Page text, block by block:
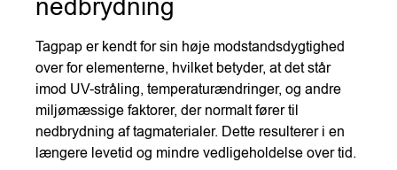
nedbrydning
Tagpap er kendt for sin høje modstandsdygtighed
over for elementerne, hvilket betyder, at det står
imod UV-stråling, temperaturændringer, og andre
miljømæssige faktorer, der normalt fører til
nedbrydning af tagmaterialer. Dette resulterer i en
længere levetid og mindre vedligeholdelse over tid.